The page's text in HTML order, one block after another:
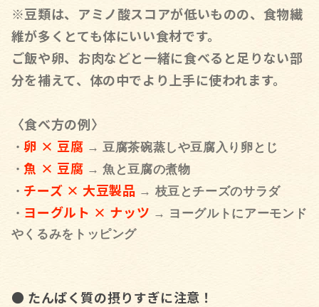
※豆類は、アミノ酸スコアが低いものの、食物繊
維が多くとても体にいい食材です。
ご飯や卵、お肉などと一緒に食べると足りない部
分を補えて、体の中でより上手に使われます。
〈食べ方の例〉
・卵 × 豆腐 → 豆腐茶碗蒸しや豆腐入り卵とじ
・ 魚 × 豆腐 → 魚と豆腐の煮物
・ チーズ × 大豆製品 → 枝豆とチーズのサラダ
・ ヨーグルト × ナッツ → ヨーグルトにアーモンド
やくるみをトッピング
● たんぱく質の摂りすぎに注意！